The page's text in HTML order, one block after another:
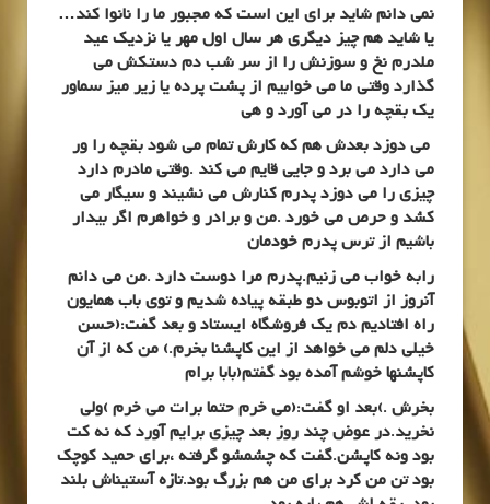
نمی دانم شاید برای این است که مجبور ما را نانوا کند…
یا شاید هم چیز دیگری هر سال اول مهر یا نزدیک عید
ملدرم نخ و سوزنش را از سر شب دم دستکش می
گذارد وقتی ما می خوابیم از پشت پرده یا زیر میز سماور
یک بقچه را در می آورد و هی
می دوزد بعدش هم که کارش تمام می شود بقچه را ور
می دارد می برد و جایی قایم می کند .وقتی مادرم دارد
چیزی را می دوزد پدرم کنارش می نشیند و سیگار می
کشد و حرص می خورد .من و برادر و خواهرم اگر بیدار
باشیم از ترس پدرم خودمان
رابه خواب می زنیم.پدرم مرا دوست دارد .من می دانم
آنروز از اتوبوس دو طبقه پیاده شدیم و توی باب همایون
راه افتادیم دم یک فروشگاه ایستاد و بعد گفت:(حسن
خیلی دلم می خواهد از این کاپشنا بخرم.) من که از آن
کاپشنها خوشم آمده بود گفتم(بابا برام
بخرش .)بعد او گفت:(می خرم حتما برات می خرم )ولی
نخرید.در عوض چند روز بعد چیزی برایم آورد که نه کت
بود ونه کاپشن.گفت که چشمشو گرفته ،برای حمید کوچک
بود تن من کرد برای من هم بزرگ بود.تازه آستیناش بلند